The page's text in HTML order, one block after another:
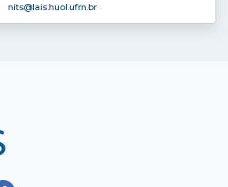
nits@lais.huol.ufrn.br